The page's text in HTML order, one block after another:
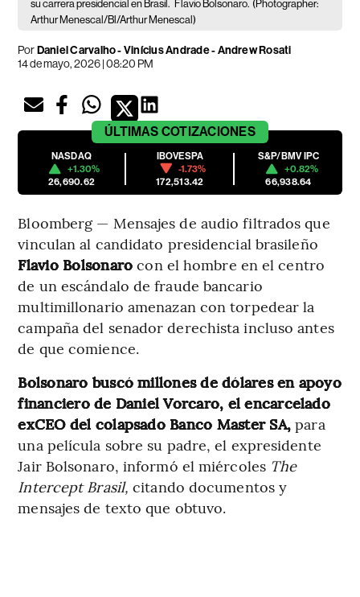
su carrera presidencial en Brasil. Flavio Bolsonaro. (Photographer:
Arthur Menescal/Bl/Arthur Menescal)
PorDaniel Carvalho - Vinícius Andrade - Andrew Rosati
14 de mayo, 2026 | 08:20 PM
ÚLTIMAS COTIZACIONES
NASDAQ
+1.30%
26,690.62
IBOVESPA
-1.73%
172,513.42
S&P/BMV IPC
+0.82%
66,938.64
Bloomberg — Mensajes de audio filtrados que
vinculan al candidato presidencial brasileño
Flavio Bolsonaro con el hombre en el centro
de un escándalo de fraude bancario
multimillonario amenazan con torpedear la
campaña del senador derechista incluso antes
de que comience.
Bolsonaro buscó millones de dólares en apoyo
financiero de Daniel Vorcaro, el encarcelado
exCEO del colapsado Banco Master SA,para
una película sobre su padre, el expresidente
Jair Bolsonaro, informó el miércoles The
Intercept Brasil, citando documentos y
mensajes de texto que obtuvo.